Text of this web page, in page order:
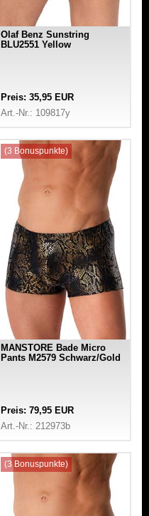
Olaf Benz Sunstring
BLU2551 Yellow
Preis: 35,95 EUR
Art.-Nr.: 109817y
(3 Bonuspunkte)
MANSTORE Bade Micro
Pants M2579 Schwarz/Gold
Preis: 79,95 EUR
Art.-Nr.: 212973b
(3 Bonuspunkte)